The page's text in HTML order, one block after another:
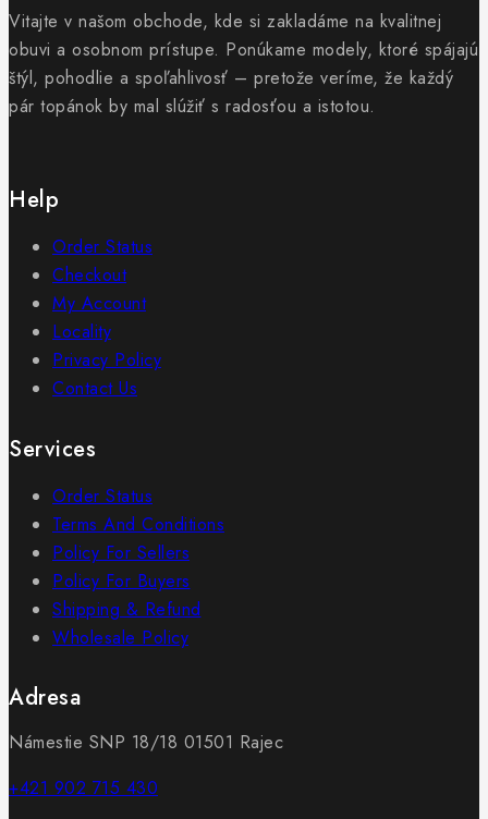
Vitajte v našom obchode, kde si zakladáme na kvalitnej
obuvi a osobnom prístupe. Ponúkame modely, ktoré spájajú
štýl, pohodlie a spoľahlivosť – pretože veríme, že každý
pár topánok by mal slúžiť s radosťou a istotou.
Help
Order Status
Checkout
My Account
Locality
Privacy Policy
Contact Us
Services
Order Status
Terms And Conditions
Policy For Sellers
Policy For Buyers
Shipping & Refund
Wholesale Policy
Adresa
Námestie SNP 18/18 01501 Rajec
+421 902 715 430